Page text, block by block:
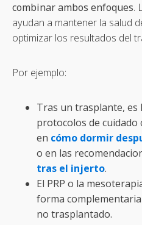
combinar ambos enfoques.
ayudan a mantener la salud
optimizar los resultados del
Por ejemplo:
Tras un trasplante,
protocolos de cuidado
en cómo dormir
o en las
tras el injerto.
El PRP o la
forma
no trasplantado.